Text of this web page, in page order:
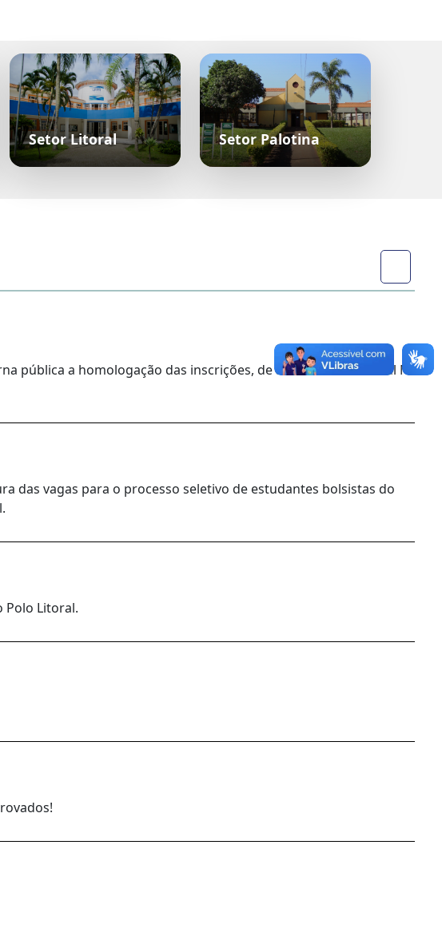
Setor Litoral Setor Palotina
pública a homologação das inscrições, de acordo com o Edital Nº
das vagas para o processo seletivo de estudantes bolsistas do
Polo Litoral.